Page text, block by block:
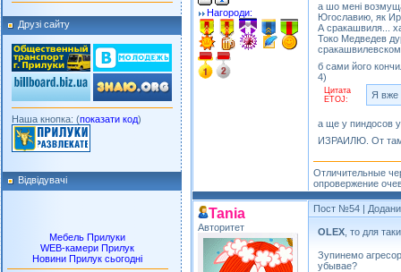
Друзі сайту
Наша кнопка: (показати код)
Відвідувачі
Мебель Прилуки
WEB-камери Прилук
Новини Прилук сьогодні
Нагороди:
а шо менi
Югославию, як
А сракашвиля...
Токо Медведев
б сами його
4)
Цитата
ETOJ:
Я вже
а ще у
ИЗРАИЛЮ. От там
Отличительные
опровержение
Tania
Авторитет
Пост №54 |
OLEX , то для
Зупинемо
убывае?